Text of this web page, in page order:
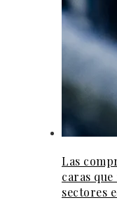
Las
caras
sectores